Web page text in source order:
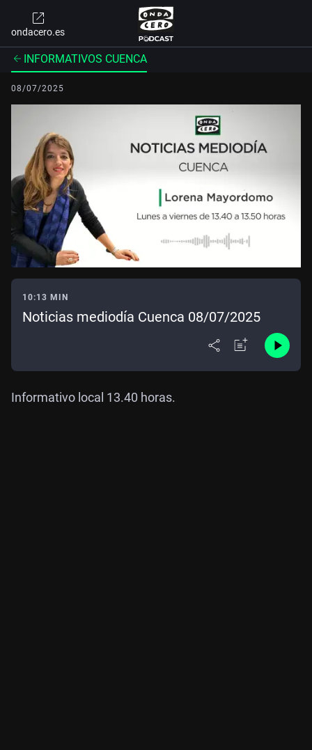
ondacero.es
INFORMATIVOS CUENCA
08/07/2025
10:13 MIN
Noticias mediodía Cuenca 08/07/2025
Informativo local 13.40 horas.